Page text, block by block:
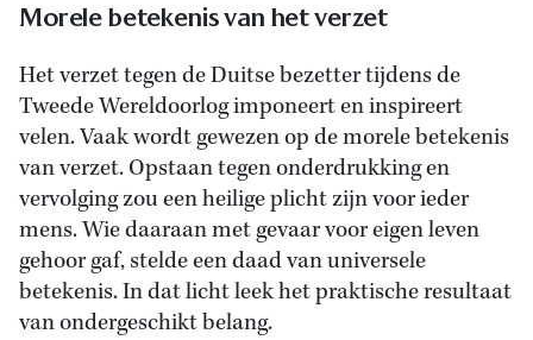
Morele betekenis van het verzet
Het verzet tegen de Duitse bezetter tijdens de
Tweede Wereldoorlog imponeert en inspireert
velen. Vaak wordt gewezen op de morele betekenis
van verzet. Opstaan tegen onderdrukking en
vervolging zou een heilige plicht zijn voor ieder
mens. Wie daaraan met gevaar voor eigen leven
gehoor gaf, stelde een daad van universele
betekenis. In dat licht leek het praktische resultaat
van ondergeschikt belang.